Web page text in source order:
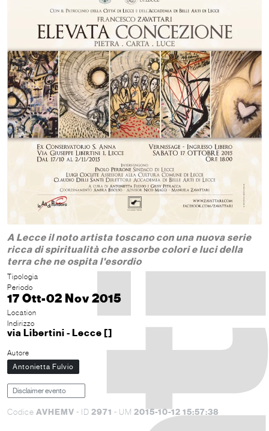
A Lecce il noto artista toscano con una nuova serie
ricca di spiritualità che assorbe colori e luci della
terra che ne ospita l'esordio
Tipologia
Periodo
17 Ott-02 Nov 2015
Location
Indirizzo
via Libertini - Lecce []
Autore
Antonietta Fulvio
Disclaimer evento
Codice AVHEMV - ID 2971 - UM 2015-10-12 15:57:38